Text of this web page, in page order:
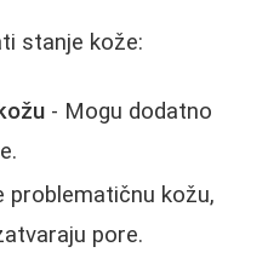
stanje kože:
- Mogu dodatno
problematičnu kožu,
pore.